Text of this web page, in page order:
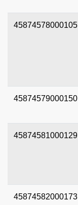
45874578000105
45874579000150
45874581000129
45874582000173